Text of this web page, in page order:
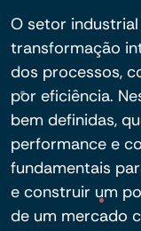
O setor
transformação
dos processos,
por eficiência.
bem definidas,
performance e
fundamentais
e construir um
de um mercado